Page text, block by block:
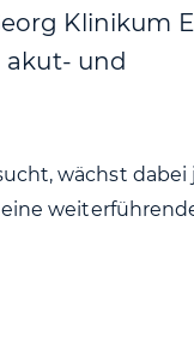
Klinikum
akut- und
wächst dabei